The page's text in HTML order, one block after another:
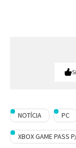
NOTÍCIA PC
XBOX GAME PASS